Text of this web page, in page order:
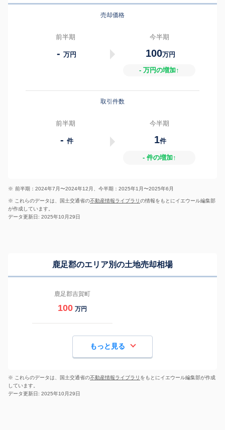
売却価格
前半期
-万円
今半期
100万円
- 万円の増加↑
取引件数
前半期
- 件
今半期
1件
- 件の増加↑
※ 前半期：2024年7月〜2024年12月、今半期：2025年1月〜2025年6月
※ これらのデータは、国土交通省の不動産情報ライブラリの情報をもとにイエウール編集部
が作成しています。
データ更新日: 2025年10月29日
鹿足郡のエリア別の土地売却相場
鹿足郡吉賀町
100 万円
もっと見る
※ これらのデータは、国土交通省の不動産情報ライブラリ をもとにイエウール編集部が作成
しています。
データ更新日: 2025年10月29日